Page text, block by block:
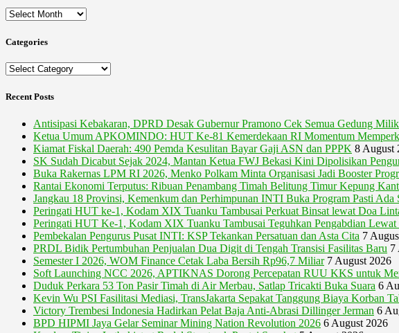
Archives
Categories
Categories
Recent Posts
Antisipasi Kebakaran, DPRD Desak Gubernur Pramono Cek Semua Gedung
Ketua Umum APKOMINDO: HUT Ke-81 Kemerdekaan RI Momentum
Kiamat Fiskal Daerah: 490 Pemda Kesulitan Bayar Gaji ASN dan PPPK 8 August
SK Sudah Dicabut Sejak 2024, Mantan Ketua FWJ Bekasi Kini Dipolisikan
Buka Rakernas LPM RI 2026, Menko Polkam Minta Organisasi Jadi Booster
Rantai Ekonomi Terputus: Ribuan Penambang Timah Belitung Timur Kepung
Jangkau 18 Provinsi, Kemenkum dan Perhimpunan INTI Buka Program Pasti Ada
Peringati HUT ke-1, Kodam XIX Tuanku Tambusai Perkuat Binsat lewat Doa
Peringati HUT Ke-1, Kodam XIX Tuanku Tambusai Teguhkan Pengabdian Lewat
Pembekalan Pengurus Pusat INTI: KSP Tekankan Persatuan dan Asta Cita 7
PRDL Bidik Pertumbuhan Penjualan Dua Digit di Tengah Transisi Fasilitas Baru 7
Semester I 2026, WOM Finance Cetak Laba Bersih Rp96,7 Miliar 7 August 2026
Soft Launching NCC 2026, APTIKNAS Dorong Percepatan RUU KKS untuk
Duduk Perkara 53 Ton Pasir Timah di Air Merbau, Satlap Tricakti Buka Suara 6
Kevin Wu PSI Fasilitasi Mediasi, TransJakarta Sepakat Tanggung Biaya Korban
Victory Trembesi Indonesia Hadirkan Pelat Baja Anti-Abrasi Dillinger Jerman 6
BPD HIPMI Jaya Gelar Seminar Mining Nation Revolution 2026 6 August 2026